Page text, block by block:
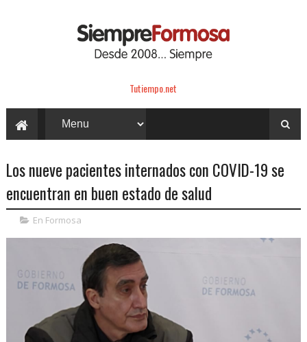
Tutiempo.net
Los nueve pacientes internados con COVID-19 se
encuentran en buen estado de salud
En Formosa